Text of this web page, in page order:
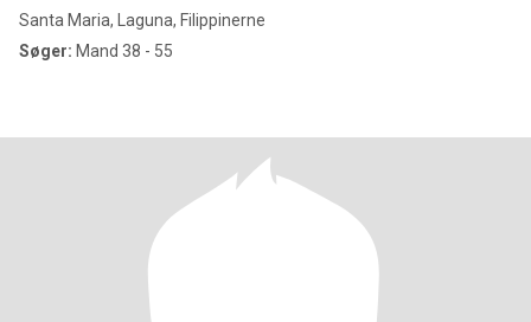
Santa Maria, Laguna, Filippinerne
Søger: Mand 38 - 55